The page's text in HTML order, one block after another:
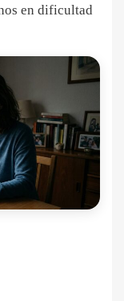
en dificultad